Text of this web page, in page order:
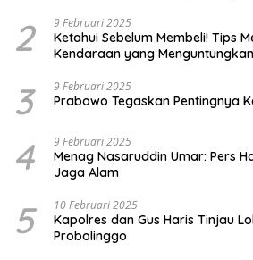
2 9 Februari 2025
Ketahui Sebelum Membeli! Tips
Kendaraan yang Menguntungkan
3 9 Februari 2025
Prabowo Tegaskan Pentingnya
4 9 Februari 2025
Menag Nasaruddin Umar: Pers
Jaga Alam
5 10 Februari 2025
Kapolres dan Gus Haris Tinjau
Probolinggo